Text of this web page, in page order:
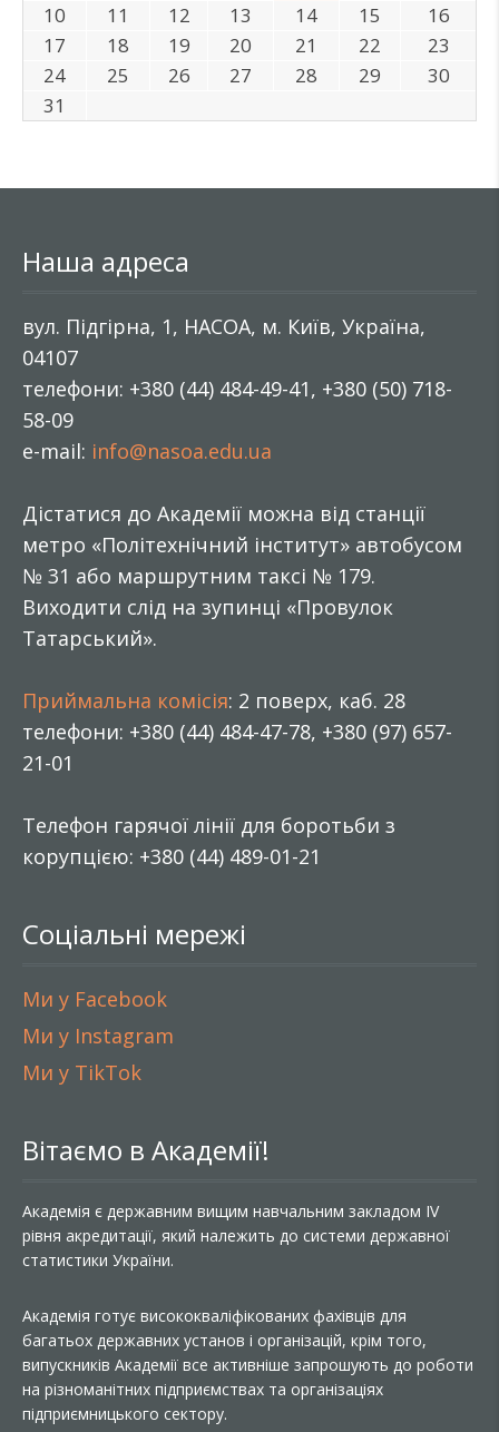
10
11 12 13 14 15
16
17
18 19 20 21 22
23
24
25 26 27 28 29
30
31
Наша адреса
вул. Підгірна, 1, НАСОА, м. Київ, Україна,
04107
телефони: +380 (44) 484-49-41, +380 (50) 718-
58-09
e-mail: info@nasoa.edu.ua
Дістатися до Академії можна від станції
метро «Політехнічний інститут» автобусом
№ 31 або маршрутним таксі № 179.
Виходити слід на зупинці «Провулок
Татарський».
Приймальна комісія: 2 поверх, каб. 28
телефони: +380 (44) 484-47-78, +380 (97) 657-
21-01
Телефон гарячої лінії для боротьби з
корупцією: +380 (44) 489-01-21
Соціальні мережі
Ми у Facebook
Ми у Instagram
Ми у TikTok
Вітаємо в Академії!
Академія є державним вищим навчальним закладом IV
рівня акредитації, який належить до системи державної
статистики України.
Академія готує висококваліфікованих фахівців для
багатьох державних установ і організацій, крім того,
випускників Академії все активніше запрошують до роботи
на різноманітних підприємствах та організаціях
підприємницького сектору.